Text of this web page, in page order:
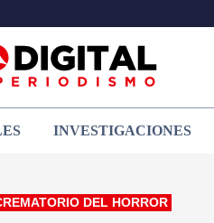
INVESTIGACIONES
DEL HORROR